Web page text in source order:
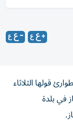
⁠قولها الثلاثاء
‌في بلدة